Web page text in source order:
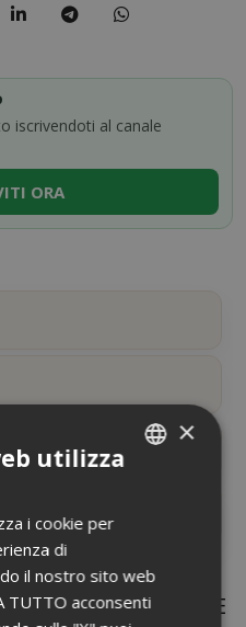
iscrivendoti al canale
ORA
COMPRANO ANCHE
×
utilizza
i cookie per
di
il nostro sito web
TUTTO acconsenti